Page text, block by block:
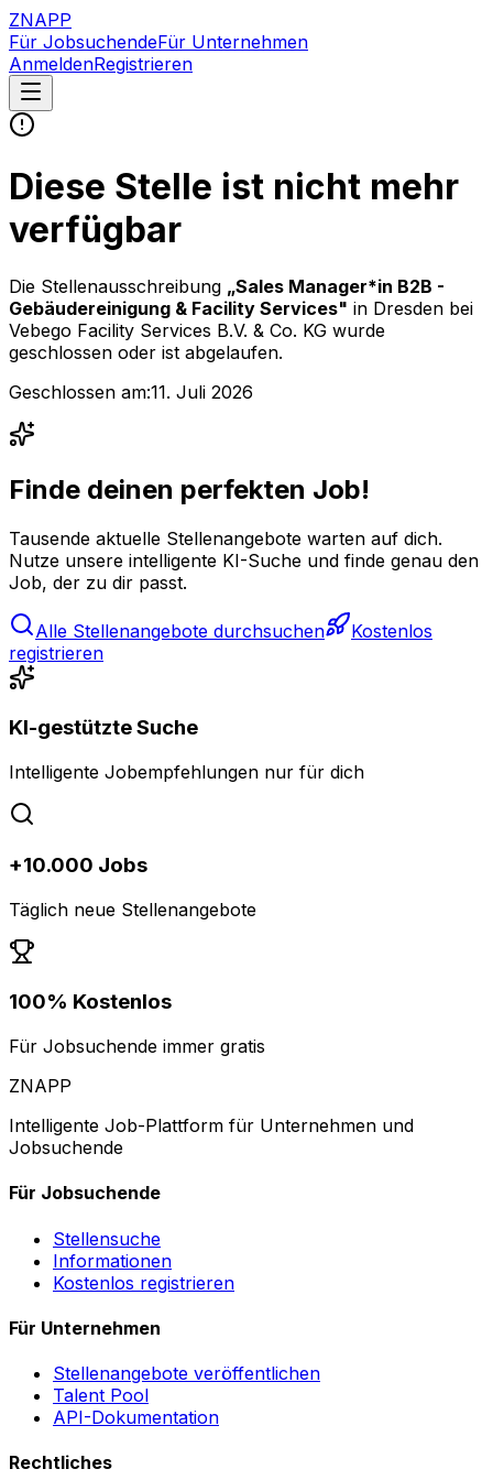
ZNAPP
Für JobsuchendeFür Unternehmen
AnmeldenRegistrieren
Diese Stelle ist nicht mehr
verfügbar
Die Stellenausschreibung „Sales Manager*in B2B -
Gebäudereinigung & Facility Services" in Dresden bei
Vebego Facility Services B.V. & Co. KG wurde
geschlossen oder ist abgelaufen.
Geschlossen am:11. Juli 2026
Finde deinen perfekten Job!
Tausende aktuelle Stellenangebote warten auf dich.
Nutze unsere intelligente KI-Suche und finde genau den
Job, der zu dir passt.
Alle Stellenangebote durchsuchen
Kostenlos
registrieren
KI-gestützte Suche
Intelligente Jobempfehlungen nur für dich
+10.000 Jobs
Täglich neue Stellenangebote
100% Kostenlos
Für Jobsuchende immer gratis
ZNAPP
Intelligente Job-Plattform für Unternehmen und
Jobsuchende
Für Jobsuchende
Stellensuche
Informationen
Kostenlos registrieren
Für Unternehmen
Stellenangebote veröffentlichen
Talent Pool
API-Dokumentation
Rechtliches